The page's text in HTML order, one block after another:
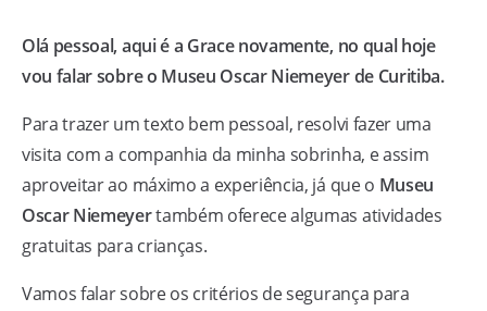
Olá pessoal, aqui é a Grace novamente, no qual hoje
vou falar sobre o Museu Oscar Niemeyer de Curitiba.
Para trazer um texto bem pessoal, resolvi fazer uma
visita com a companhia da minha sobrinha, e assim
aproveitar ao máximo a experiência, já que o Museu
Oscar Niemeyertambém oferece algumas atividades
gratuitas para crianças.
Vamos falar sobre os critérios de segurança para